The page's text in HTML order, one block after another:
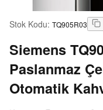
Stok Kodu: TQ905R03
Siemens
Paslanmaz
Otomatik